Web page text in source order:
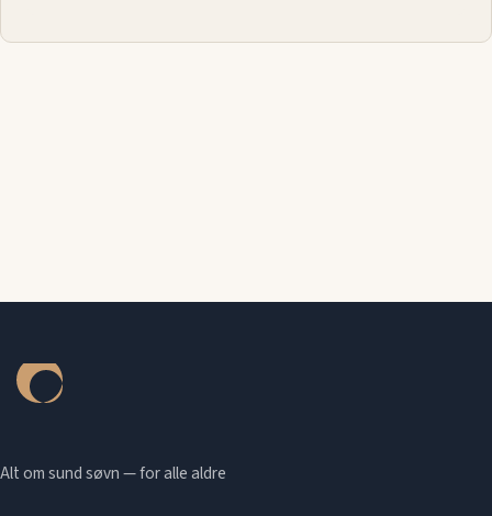
Alt om sund søvn — for alle aldre